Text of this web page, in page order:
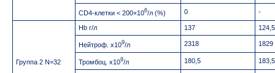
CD4-клетки < 200×106/л (%) 0 -
Группа 2 N=32
Hb г/л 137
Нейтроф. х109/л 2318 1829
Тромбоц. х109/л 180,5 183,5